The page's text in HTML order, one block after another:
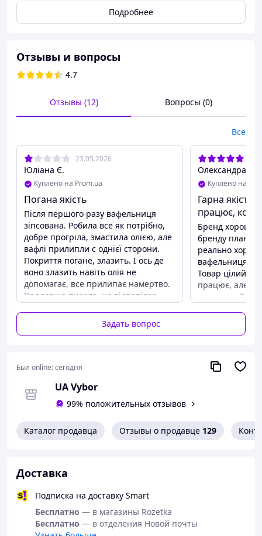
🧇Вафельница 4в1 — вся кухня в одном
приборе!🍽️✨
Хрустящие сэндвичи, пышные вафли, сочный
гриль и легендарные орешки со сгущёнкой —
всё это готовит одна вафельница!
😍
Орешница (2200W)— ваш универсальный
кулинарный помощник 💪
Подробнее
Отзывы и вопросы
4.7
Отзывы (12) Вопросы (0)
Все
23.05.2026
Юліана Є.
Куплено на Prom.ua
Погана якість
Після першого разу вафельниця
зіпсована. Робила все як потрібно,
добре прогріла, змастила олією, але
вафлі прилипли с однієї сторони.
Покриття погане, злазить. І ось де
воно злазить навіть олія не
допомагає, все прилипає намертво.
Продавцю писала, не відповідає.
більш надійних магазинах. Де в тебе
є хоч якісь гарантії.
Недостатки
Якість жахлива
Олександра З.
Куплено на
Гарна якість
працює,
Бренд
бренду
реально
вафельниця
Товар цілий,
працює, але ще
повному обсязі.
Преимущества
Задать вопрос
Был online:сегодня
UA Vybor
99% положительных отзывов
Каталог продавца Отзывы о продавце 129
Доставка
Подписка на доставку Smart
Бесплатно — в магазины Rozetka
Бесплатно — в отделения Новой почты